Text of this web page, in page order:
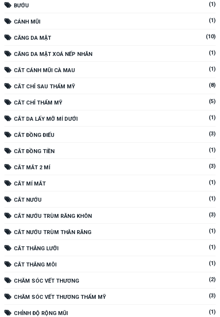
BƯỚU (1)
CÁNH MŨI (1)
CĂNG DA MẶT (10)
CĂNG DA MẶT XOÁ NẾP NHĂN (1)
CẮT CÁNH MŨI CÀ MAU (1)
CẮT CHỈ SAU THẨM MỸ (8)
CẮT CHỈ THẨM MỸ (5)
CẮT DA LẤY MỠ MÍ DƯỚI (1)
CẮT ĐỒNG ĐIẾU (3)
CẮT ĐỒNG TIỀN (1)
CẮT MẮT 2 MÍ (3)
CẮT MÍ MẮT (1)
CẮT NƯỚU (1)
CẮT NƯỚU TRÙM RĂNG KHÔN (3)
CẮT NƯỚU TRÙM THÂN RĂNG (1)
CẮT THẮNG LƯỠI (1)
CẮT THẮNG MÔI (1)
CHĂM SÓC VẾT THƯƠNG (2)
CHĂM SÓC VẾT THƯƠNG THẨM MỸ (3)
CHỈNH ĐỘ RỘNG MŨI (1)